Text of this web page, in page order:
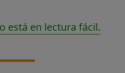
está en lectura fácil.